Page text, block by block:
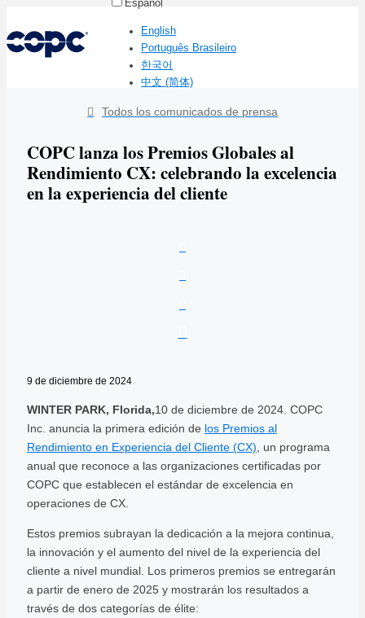
Español
English
Português Brasileiro
한국어
中文 (简体)
Todos los comunicados de prensa
COPC lanza los Premios Globales al
Rendimiento CX: celebrando la excelencia
en la experiencia del cliente
9 de diciembre de 2024
WINTER PARK, Florida,10 de diciembre de 2024. COPC
Inc. anuncia la primera edición de los Premios al
Rendimiento en Experiencia del Cliente (CX) , un programa
anual que reconoce a las organizaciones certificadas por
COPC que establecen el estándar de excelencia en
operaciones de CX.
Estos premios subrayan la dedicación a la mejora continua,
la innovación y el aumento del nivel de la experiencia del
cliente a nivel mundial. Los primeros premios se entregarán
a partir de enero de 2025 y mostrarán los resultados a
través de dos categorías de élite: